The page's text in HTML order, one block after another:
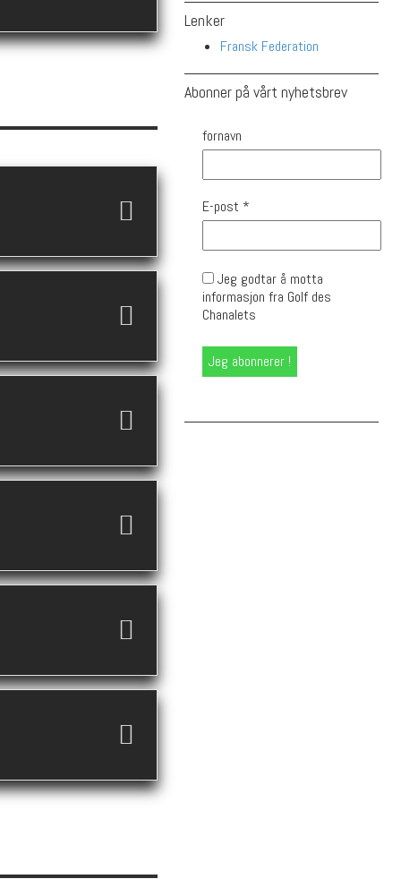
Lenker
Fransk Federation
Abonner på vårt nyhetsbrev
fornavn
E-post *
Jeg godtar å motta
informasjon fra Golf des
Chanalets